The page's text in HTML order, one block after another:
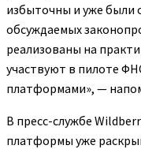
избыточны и уже были
обсуждаемых
реализованы на
участвуют в пилоте
платформами», —
В пресс-службе
платформы уже